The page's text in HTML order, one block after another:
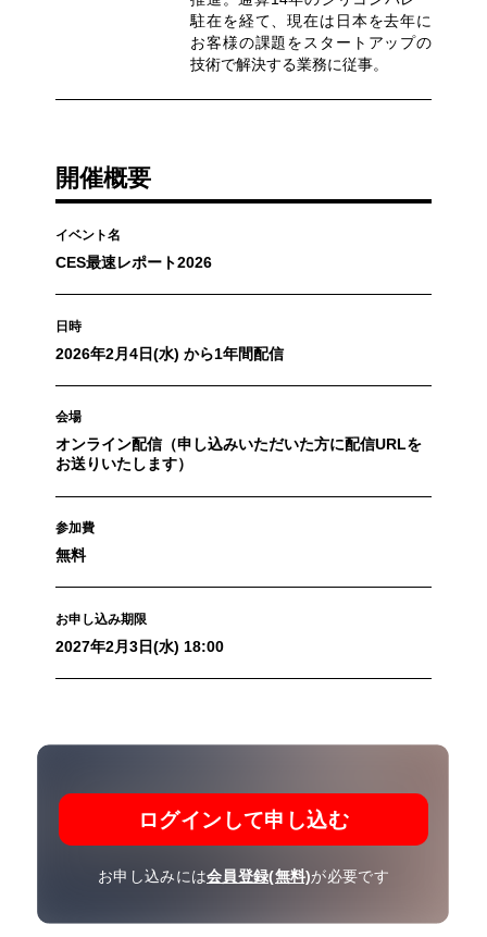
駐在を経て、現在は日本を去年に
お客様の課題をスタートアップの
技術で解決する業務に従事。
開催概要
イベント名
CES最速レポート2026
日時
2026年2月4日(水) から1年間配信
会場
オンライン配信（申し込みいただいた方に配信URLを
お送りいたします）
参加費
無料
お申し込み期限
2027年2月3日(水) 18:00
ログインして申し込む
お申し込みには会員登録(無料)が必要です